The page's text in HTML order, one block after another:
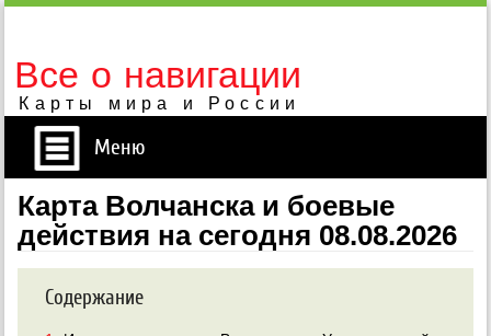
Все о навигации
Карты мира и России
Карта Волчанска и боевые
действия на сегодня 08.08.2026
Содержание
Меню